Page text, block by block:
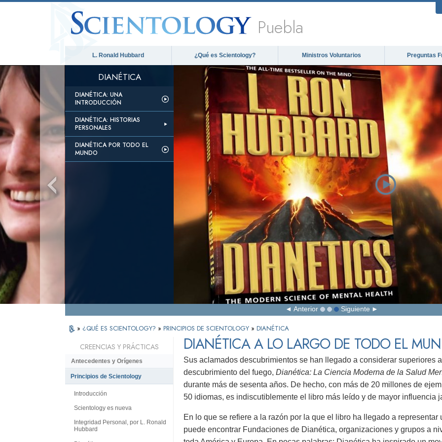
Puebla
L. Ronald Hubbard ¿Qué es Scientology? Ministros Voluntarios Preguntas
DIANÉTICA
DIANÉTICA: UNA
INTRODUCCIÓN
DIANÉTICA: HISTORIAS
PERSONALES
DIANÉTICA POR TODO EL
MUNDO
Anterior Siguiente
» ¿QUÉ ES SCIENTOLOGY? » PRINCIPIOS DE SCIENTOLOGY » DIANÉTICA
DIANÉTICA A LO LARGO DE TODO EL
Sus aclamados descubrimientos se han llegado a considerar superiores
descubrimiento del fuego, Dianética: La Ciencia Moderna de la Salud
durante más de sesenta años. De hecho, con más de 20 millones de
50 idiomas, es indiscutiblemente el libro más leído y de mayor influencia
En lo que se refiere a la razón por la que el libro ha llegado a
puede encontrar Fundaciones de Dianética, organizaciones y grupos a
CREENCIAS Y PRÁCTICAS
Antecedentes y Orígenes
Principios de Scientology
Introducción
Scientology es nueva
Integridad Personal, por L. Ronald
Hubbard